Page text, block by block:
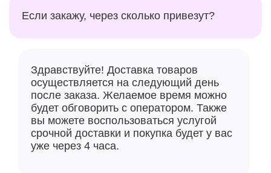
Если закажу, через сколько привезут?
Здравствуйте! Доставка товаров
осуществляется на следующий день
после заказа. Желаемое время можно
будет обговорить с оператором. Также
вы можете воспользоваться услугой
срочной доставки и покупка будет у вас
уже через 4 часа.